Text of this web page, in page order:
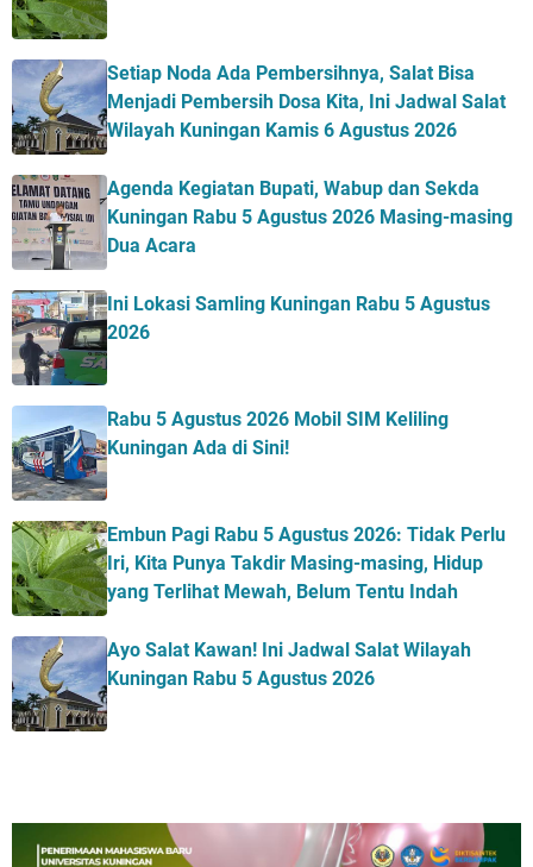
Setiap Noda Ada Pembersihnya, Salat Bisa
Menjadi Pembersih Dosa Kita, Ini Jadwal Salat
Wilayah Kuningan Kamis 6 Agustus 2026
Agenda Kegiatan Bupati, Wabup dan Sekda
Kuningan Rabu 5 Agustus 2026 Masing-masing
Dua Acara
Ini Lokasi Samling Kuningan Rabu 5 Agustus
2026
Rabu 5 Agustus 2026 Mobil SIM Keliling
Kuningan Ada di Sini!
Embun Pagi Rabu 5 Agustus 2026: Tidak Perlu
Iri, Kita Punya Takdir Masing-masing, Hidup
yang Terlihat Mewah, Belum Tentu Indah
Ayo Salat Kawan! Ini Jadwal Salat Wilayah
Kuningan Rabu 5 Agustus 2026